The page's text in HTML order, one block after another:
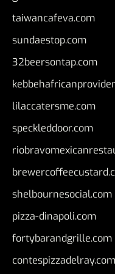
taiwancafeva.com
sundaestop.com
32beersontap.com
lilaccatersme.com
speckleddoor.com
shelbournesocial.com
pizza-dinapoli.com
fortybarandgrille.com
contespizzadelray.com